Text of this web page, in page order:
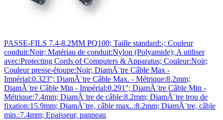
PASSE-FILS 7.4-8.2MM PQ100; Taille standard:-; Couleur
conduit:Noir; Matériau de conduit:Nylon (Polyamide); A utiliser
avec:Protecting Cords of Computers & Apparatus; Couleur:Noir;
Couleur presse-étoupe:Noir; DiamÃ¨tre Câble Max -
Impérial:0.323''; DiamÃ¨tre Câble Max. - Métrique:8.2mm;
DiamÃ¨tre Câble Min - Impérial:0.291''; DiamÃ¨tre Câble Min -
Métrique:7.4mm; DiamÃ¨tre de câble:8.2mm; DiamÃ¨tre trou de
fixation:15.9mm; DiamÃ¨tre, câble max..:8.2mm; DiamÃ¨tre, câble
min.:7.4mm; Epaisseur, panneau